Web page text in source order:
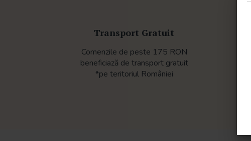
Transport Gratuit
Comenzile de peste 175 RON
beneficiază de transport gratuit
*pe teritoriul României